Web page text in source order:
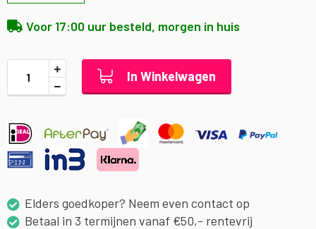
Voor 17:00 uur besteld, morgen in huis
In Winkelwagen
Elders goedkoper? Neem even contact op
Betaal in 3 termijnen vanaf €50,- rentevrij